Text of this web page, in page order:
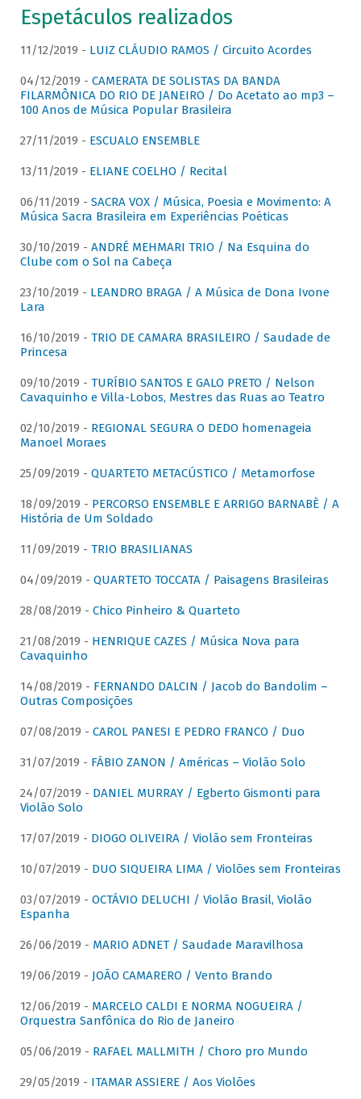
Espetáculos realizados
11/12/2019 - LUIZ CLÁUDIO RAMOS / Circuito Acordes
04/12/2019 - CAMERATA DE SOLISTAS DA BANDA
FILARMÔNICA DO RIO DE JANEIRO / Do Acetato ao mp3 –
100 Anos de Música Popular Brasileira
27/11/2019 - ESCUALO ENSEMBLE
13/11/2019 - ELIANE COELHO / Recital
06/11/2019 - SACRA VOX / Música, Poesia e Movimento: A
Música Sacra Brasileira em Experiências Poéticas
30/10/2019 - ANDRÉ MEHMARI TRIO / Na Esquina do
Clube com o Sol na Cabeça
23/10/2019 - LEANDRO BRAGA / A Música de Dona Ivone
Lara
16/10/2019 - TRIO DE CAMARA BRASILEIRO / Saudade de
Princesa
09/10/2019 - TURÍBIO SANTOS E GALO PRETO / Nelson
Cavaquinho e Villa-Lobos, Mestres das Ruas ao Teatro
02/10/2019 - REGIONAL SEGURA O DEDO homenageia
Manoel Moraes
25/09/2019 - QUARTETO METACÚSTICO / Metamorfose
18/09/2019 - PERCORSO ENSEMBLE E ARRIGO BARNABÈ / A
História de Um Soldado
11/09/2019 - TRIO BRASILIANAS
04/09/2019 - QUARTETO TOCCATA / Paisagens Brasileiras
28/08/2019 - Chico Pinheiro & Quarteto
21/08/2019 - HENRIQUE CAZES / Música Nova para
Cavaquinho
14/08/2019 - FERNANDO DALCIN / Jacob do Bandolim –
Outras Composições
07/08/2019 - CAROL PANESI E PEDRO FRANCO / Duo
31/07/2019 - FÁBIO ZANON / Américas – Violão Solo
24/07/2019 - DANIEL MURRAY / Egberto Gismonti para
Violão Solo
17/07/2019 - DIOGO OLIVEIRA / Violão sem Fronteiras
10/07/2019 - DUO SIQUEIRA LIMA / Violões sem Fronteiras
03/07/2019 - OCTÁVIO DELUCHI / Violão Brasil, Violão
Espanha
26/06/2019 - MARIO ADNET / Saudade Maravilhosa
19/06/2019 - JOÃO CAMARERO / Vento Brando
12/06/2019 - MARCELO CALDI E NORMA NOGUEIRA /
Orquestra Sanfônica do Rio de Janeiro
05/06/2019 - RAFAEL MALLMITH / Choro pro Mundo
29/05/2019 - ITAMAR ASSIERE / Aos Violões